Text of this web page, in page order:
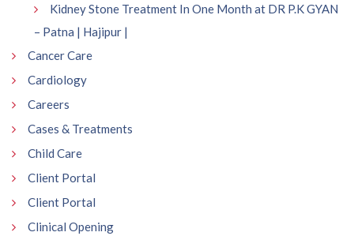
Kidney Stone Treatment In One Month at DR P.K GYAN
– Patna | Hajipur |
Cancer Care
Cardiology
Careers
Cases & Treatments
Child Care
Client Portal
Client Portal
Clinical Opening